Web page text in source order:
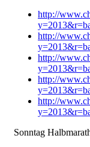
http://
http://
http://
http://
http://
Sonntag